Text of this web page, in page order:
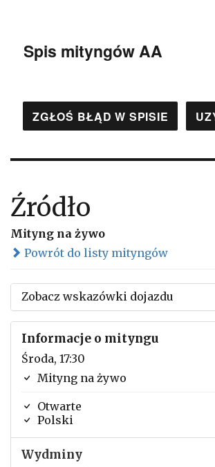
Spis mityngów AA
ZGŁOŚ BŁĄD W SPISIE
Źródło
Mityng na żywo
Powrót do listy mityngów
Zobacz wskazówki dojazdu
Informacje o mityngu
Środa, 17:30
Mityng na żywo
Otwarte
Polski
Wydminy